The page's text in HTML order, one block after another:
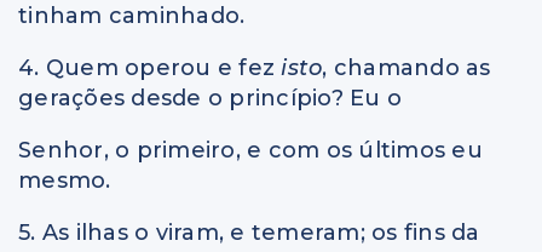
tinham caminhado.
4. Quem operou e fezisto, chamando as
gerações desde o princípio? Eu o
Senhor, o primeiro, e com os últimos eu
mesmo.
5. As ilhas o viram, e temeram; os fins da